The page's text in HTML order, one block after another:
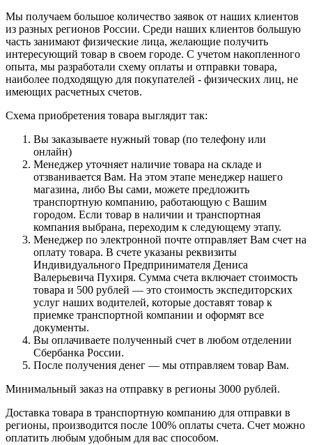
Мы получаем большое количество заявок от наших клиентов
из разных регионов России. Среди наших клиентов большую
часть занимают физические лица, желающие получить
интересующий товар в своем городе. С учетом накопленного
опыта, мы разработали схему оплаты и отправки товара,
наиболее подходящую для покупателей - физических лиц, не
имеющих расчетных счетов.
Схема приобретения товара выглядит так:
Вы заказываете нужный товар (по телефону или
онлайн)
Менеджер уточняет наличие товара на складе и
отзванивается Вам. На этом этапе менеджер нашего
магазина, либо Вы сами, можете предложить
транспортную компанию, работающую с Вашим
городом. Если товар в наличии и транспортная
компания выбрана, переходим к следующему этапу.
Менеджер по электронной почте отправляет Вам счет на
оплату товара. В счете указаны реквизиты
Индивидуального Предпринимателя Дениса
Валерьевича Пухиря. Сумма счета включает стоимость
товара и 500 рублей — это стоимость экспедиторских
услуг наших водителей, которые доставят товар к
приемке транспортной компании и оформят все
документы.
Вы оплачиваете полученный счет в любом отделении
Сбербанка России.
После получения денег — мы отправляем товар Вам.
Минимальный заказ на отправку в регионы 3000 рублей.
Доставка товара в транспортную компанию для отправки в
регионы, производится после 100% оплаты счета. Счет можно
оплатить любым удобным для вас способом.